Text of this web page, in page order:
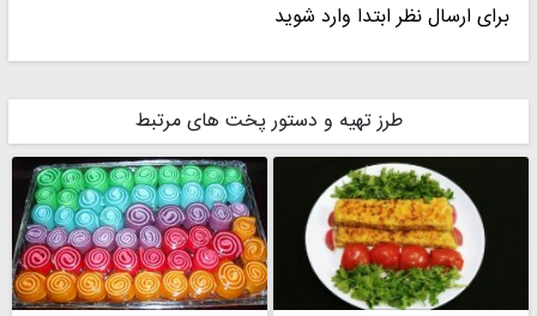
برای ارسال نظر ابتدا وارد شوید
طرز تهیه و دستور پخت های مرتبط